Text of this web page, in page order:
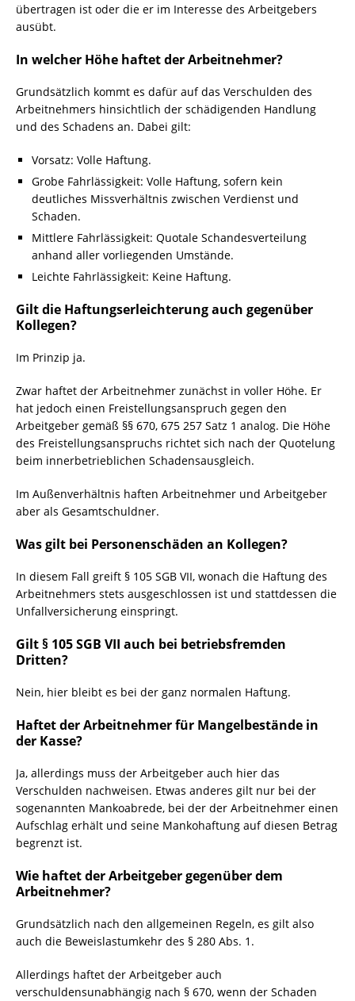
übertragen ist oder die er im Interesse des Arbeitgebers
ausübt.
In welcher Höhe haftet der Arbeitnehmer?
Grundsätzlich kommt es dafür auf das Verschulden des
Arbeitnehmers hinsichtlich der schädigenden Handlung
und des Schadens an. Dabei gilt:
Vorsatz: Volle Haftung.
Grobe Fahrlässigkeit: Volle Haftung, sofern kein
deutliches Missverhältnis zwischen Verdienst und
Schaden.
Mittlere Fahrlässigkeit: Quotale Schandesverteilung
anhand aller vorliegenden Umstände.
Leichte Fahrlässigkeit: Keine Haftung.
Gilt die Haftungserleichterung auch gegenüber
Kollegen?
Im Prinzip ja.
Zwar haftet der Arbeitnehmer zunächst in voller Höhe. Er
hat jedoch einen Freistellungsanspruch gegen den
Arbeitgeber gemäß §§ 670, 675 257 Satz 1 analog. Die Höhe
des Freistellungsanspruchs richtet sich nach der Quotelung
beim innerbetrieblichen Schadensausgleich.
Im Außenverhältnis haften Arbeitnehmer und Arbeitgeber
aber als Gesamtschuldner.
Was gilt bei Personenschäden an Kollegen?
In diesem Fall greift § 105 SGB VII, wonach die Haftung des
Arbeitnehmers stets ausgeschlossen ist und stattdessen die
Unfallversicherung einspringt.
Gilt § 105 SGB VII auch bei betriebsfremden
Dritten?
Nein, hier bleibt es bei der ganz normalen Haftung.
Haftet der Arbeitnehmer für Mangelbestände in
der Kasse?
Ja, allerdings muss der Arbeitgeber auch hier das
Verschulden nachweisen. Etwas anderes gilt nur bei der
sogenannten Mankoabrede, bei der der Arbeitnehmer einen
Aufschlag erhält und seine Mankohaftung auf diesen Betrag
begrenzt ist.
Wie haftet der Arbeitgeber gegenüber dem
Arbeitnehmer?
Grundsätzlich nach den allgemeinen Regeln, es gilt also
auch die Beweislastumkehr des § 280 Abs. 1.
Allerdings haftet der Arbeitgeber auch
verschuldensunabhängig nach § 670, wenn der Schaden